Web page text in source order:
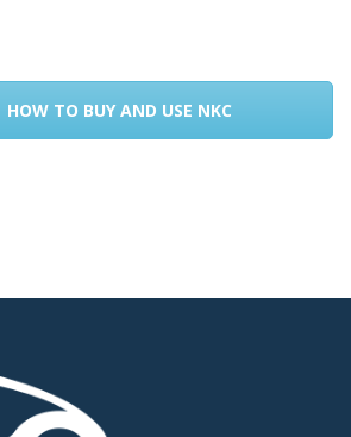
HOW TO BUY AND USE NKC